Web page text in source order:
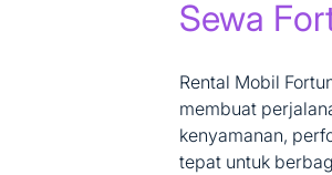
Sewa
Rental Mobil
membuat
kenyamanan,
tepat untuk